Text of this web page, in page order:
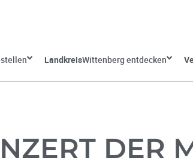
stellen LandkreisWittenberg entdecken
DER